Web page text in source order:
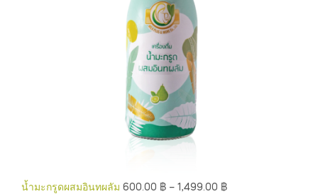
น้ำมะกรูดผสมอินทผลัม 600.00 ฿ – 1,499.00 ฿